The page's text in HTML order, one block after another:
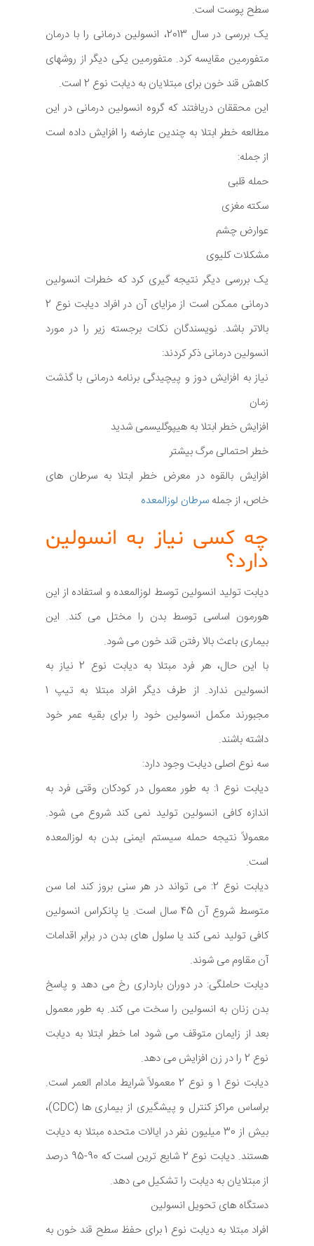
سطح پوست است.
یک بررسی در سال 2013، انسولین درمانی را با درمان
متفورمین مقایسه کرد. متفورمین یکی دیگر از روشهای
کاهش قند خون برای مبتلایان به دیابت نوع 2 است.
این محققان دریافتند که گروه انسولین درمانی در این
مطالعه خطر ابتلا به چندین عارضه را افزایش داده است
از جمله:
حمله قلبی
سکته مغزی
عوارض چشم
مشکلات کلیوی
یک بررسی دیگر نتیجه گیری کرد که خطرات انسولین
درمانی ممکن است از مزایای آن در افراد دیابت نوع 2
بالاتر باشد. نویسندگان نکات برجسته زیر را در مورد
انسولین درمانی ذکر کردند:
نیاز به افزایش دوز و پیچیدگی برنامه درمانی با گذشت
زمان
افزایش خطر ابتلا به هیپوگلیسمی شدید
خطر احتمالی مرگ بیشتر
افزایش بالقوه در معرض خطر ابتلا به سرطان های
خاص، از جمله سرطان لوزالمعده
چه کسی نیاز به انسولین
دارد؟
دیابت تولید انسولین توسط لوزالمعده و استفاده از این
هورمون اساسی توسط بدن را مختل می کند. این
بیماری باعث بالا رفتن قند خون می شود.
با این حال، هر فرد مبتلا به دیابت نوع 2 نیاز به
انسولین ندارد. از طرف دیگر افراد مبتلا به تیپ 1
مجبورند مکمل انسولین خود را برای بقیه عمر خود
داشته باشند.
سه نوع اصلی دیابت وجود دارد:
دیابت نوع 1: به طور معمول در كودكان وقتی فرد به
اندازه كافی انسولین تولید نمی كند شروع می شود.
معمولاً نتیجه حمله سیستم ایمنی بدن به لوزالمعده
است.
دیابت نوع 2: می تواند در هر سنی بروز کند اما سن
متوسط شروع آن 45 سال است. یا پانکراس انسولین
کافی تولید نمی کند یا سلول های بدن در برابر اقدامات
آن مقاوم می شوند.
دیابت حاملگی: در دوران بارداری رخ می دهد و پاسخ
بدن زنان به انسولین را سخت می کند. به طور معمول
بعد از زایمان متوقف می شود اما خطر ابتلا به دیابت
نوع 2 را در زن افزایش می دهد.
دیابت نوع 1 و نوع 2 معمولاً شرایط مادام العمر است.
براساس مراکز کنترل و پیشگیری از بیماری ها (CDC)،
بیش از 30 میلیون نفر در ایالات متحده مبتلا به دیابت
هستند. دیابت نوع 2 شایع ترین است که 90-95 درصد
از مبتلایان به دیابت را تشکیل می دهد.
دستگاه های تحویل انسولین
افراد مبتلا به دیابت نوع 1 برای حفظ سطح قند خون به